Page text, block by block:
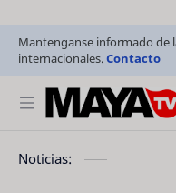
Mantenganse informado de
internacionales.Contacto
Noticias: